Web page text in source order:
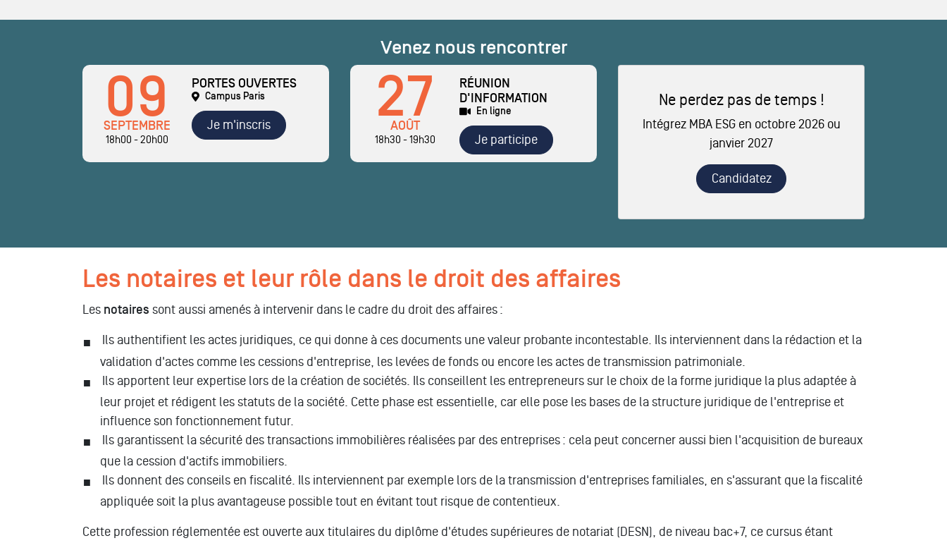
Venez nous rencontrer
09
SEPTEMBRE
18h00 - 20h00
PORTES OUVERTES
Campus Paris
Je m'inscris 27
AOÛT
18h30 - 19h30
RÉUNION
D'INFORMATION
En ligne
Je participe
Ne perdez pas de temps !
Intégrez MBA ESG en octobre 2026 ou
janvier 2027
Candidatez
Les notaires et leur rôle dans le droit des affaires
Les notaires sont aussi amenés à intervenir dans le cadre du droit des affaires :
Ils authentifient les actes juridiques, ce qui donne à ces documents une valeur probante incontestable. Ils interviennent dans la rédaction et la
validation d'actes comme les cessions d'entreprise, les levées de fonds ou encore les actes de transmission patrimoniale.
Ils apportent leur expertise lors de la création de sociétés. Ils conseillent les entrepreneurs sur le choix de la forme juridique la plus adaptée à
leur projet et rédigent les statuts de la société. Cette phase est essentielle, car elle pose les bases de la structure juridique de l'entreprise et
influence son fonctionnement futur.
Ils garantissent la sécurité des transactions immobilières réalisées par des entreprises : cela peut concerner aussi bien l'acquisition de bureaux
que la cession d'actifs immobiliers.
Ils donnent des conseils en fiscalité. Ils interviennent par exemple lors de la transmission d'entreprises familiales, en s'assurant que la fiscalité
appliquée soit la plus avantageuse possible tout en évitant tout risque de contentieux.
Cette profession réglementée est ouverte aux titulaires du diplôme d'études supérieures de notariat (DESN), de niveau bac+7, ce cursus étant